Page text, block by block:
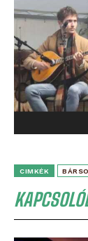
CIMKÉK